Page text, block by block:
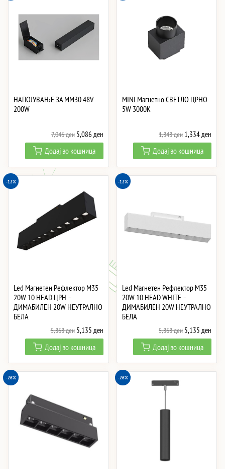
НАПОЈУВАЊЕ ЗА MM30 48V
200W
7,046ден Original
price
was:
7,046 ден.
5,086 денCurrent
price
5,086 ден.
Додај во кошница
MINI Магнетно СВЕТЛО ЦРНО
5W 3000K
1,848ден Original
price
was:
1,848 ден.
1,334 ден
price
Додај во кошница
-12%
Led Магнетен Рефлектор M35
20W 10 HEAD ЦРН –
ДИМАБИЛЕН 20W НЕУТРАЛНО
БЕЛА
5,868ден Original
price
was:
5,868 ден.
5,135 денCurrent
price
is:
5,135 ден.
Додај во кошница
-12%
Led Магнетен Рефлектор M35
20W 10 HEAD WHITE –
ДИМАБИЛЕН 20W НЕУТРАЛНО
БЕЛА
5,868ден Original
price
was:
5,868 ден.
5,135 ден
price
is:
Додај во кошница
-26% -26%